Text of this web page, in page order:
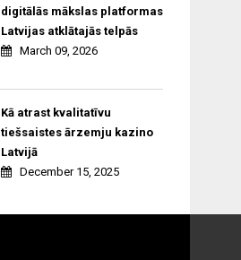
digitālās mākslas platformas
Latvijas atklātajās telpās
March 09, 2026
Kā atrast kvalitatīvu
tiešsaistes ārzemju kazino
Latvijā
December 15, 2025